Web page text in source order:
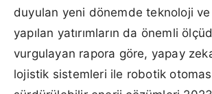
duyulan yeni dönemde teknoloji
yapılan yatırımların da önemli
vurgulayan rapora göre, yapay
lojistik sistemleri ile robotik